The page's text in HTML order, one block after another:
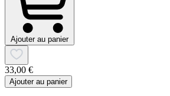
Ajouter au panier
33,00 €
Ajouter au panier